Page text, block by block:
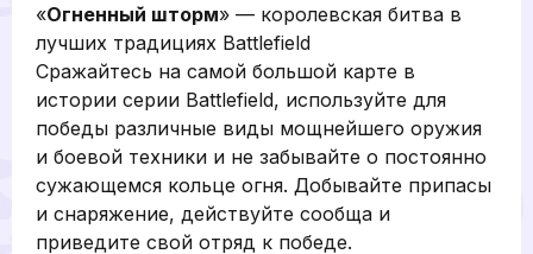
«Огненный шторм» — королевская битва в
лучших традициях Battlefield
Сражайтесь на самой большой карте в
истории серии Battlefield, используйте для
победы различные виды мощнейшего оружия
и боевой техники и не забывайте о постоянно
сужающемся кольце огня. Добывайте припасы
и снаряжение, действуйте сообща и
приведите свой отряд к победе.